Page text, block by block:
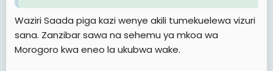
haimaanishi kwamba wanaotoka Bara hawapati
huduma. Wapo wanaokuja na kadi zao za NHIF,
Strategies, au Jubilee na wanapokelewa na kupewa
Waziri Saada piga kazi wenye akili tumekuelewa vizuri
sana. Zanzibar sawa na sehemu ya mkoa wa
Morogoro kwa eneo la ukubwa wake.